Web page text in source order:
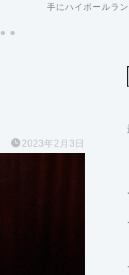
手にハイボールラン
2023年2月3日